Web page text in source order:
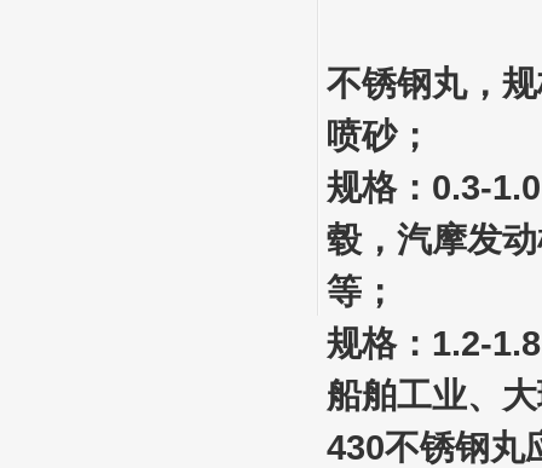
不锈钢丸，
喷砂；
规格：0.3-
毂，汽摩发
等；
规格：1.2-
船舶工业、
430不锈钢丸